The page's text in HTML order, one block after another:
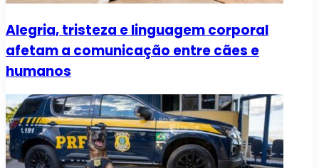
Alegria, tristeza e linguagem corporal
afetam a comunicação entre cães e
humanos